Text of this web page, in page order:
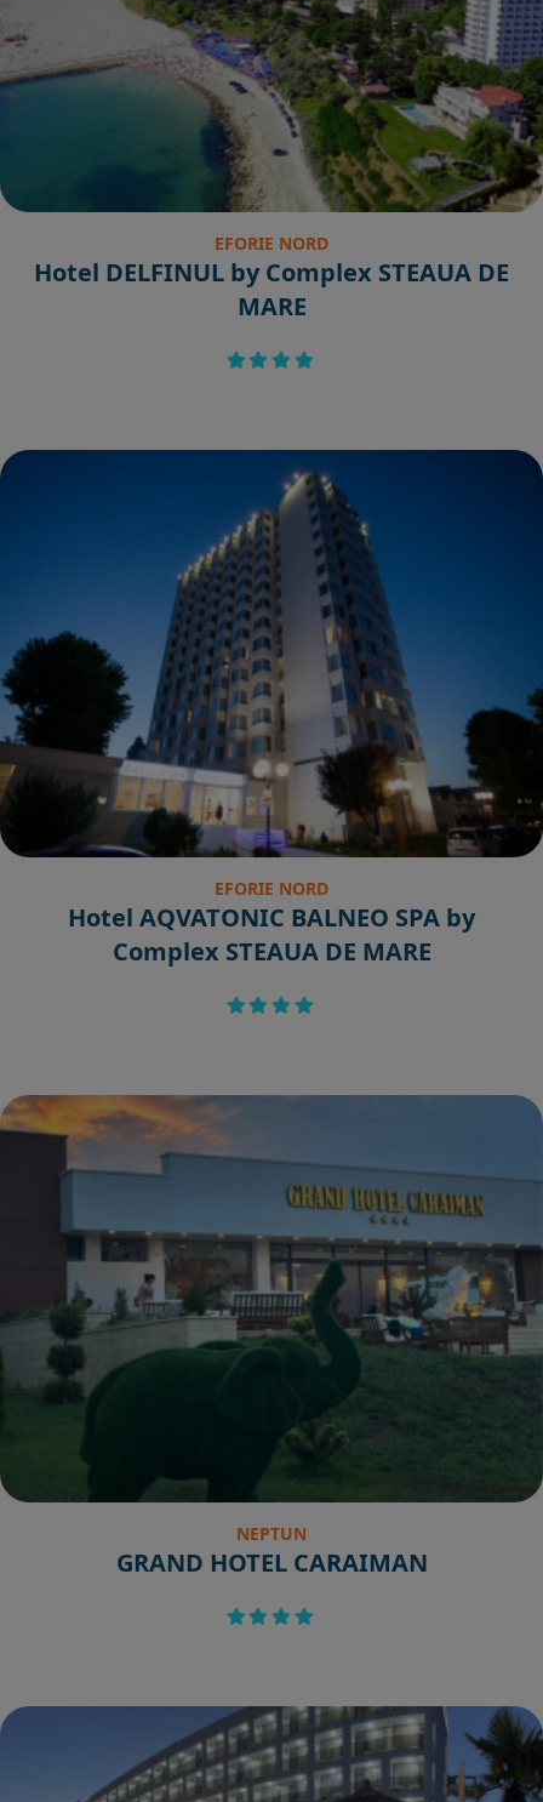
EFORIE NORD
Hotel DELFINUL by Complex STEAUA DE
MARE
EFORIE NORD
Hotel AQVATONIC BALNEO SPA by
Complex STEAUA DE MARE
NEPTUN
GRAND HOTEL CARAIMAN